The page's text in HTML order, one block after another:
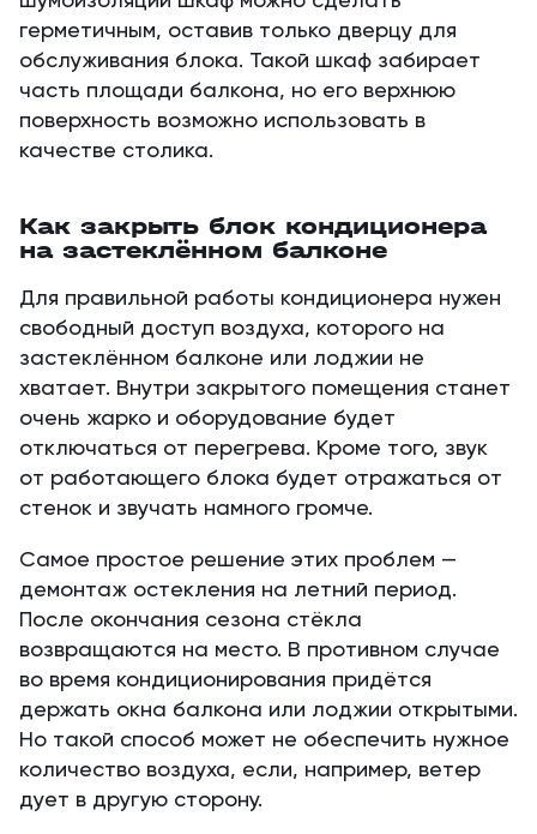
герметичным, оставив только дверцу для
обслуживания блока. Такой шкаф забирает
часть площади балкона, но его верхнюю
поверхность возможно использовать в
качестве столика.
Как закрыть блок кондиционера
на застеклённом балконе
Для правильной работы кондиционера нужен
свободный доступ воздуха, которого на
застеклённом балконе или лоджии не
хватает. Внутри закрытого помещения станет
очень жарко и оборудование будет
отключаться от перегрева. Кроме того, звук
от работающего блока будет отражаться от
стенок и звучать намного громче.
Самое простое решение этих проблем —
демонтаж остекления на летний период.
После окончания сезона стёкла
возвращаются на место. В противном случае
во время кондиционирования придётся
держать окна балкона или лоджии открытыми.
Но такой способ может не обеспечить нужное
количество воздуха, если, например, ветер
дует в другую сторону.